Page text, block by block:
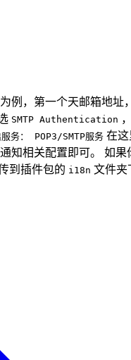
例，第一个天邮箱地址
SMTP Authentication ，
： POP3/SMTP服务 在
知相关配置即可。 如
到插件包的 i18n 文件夹